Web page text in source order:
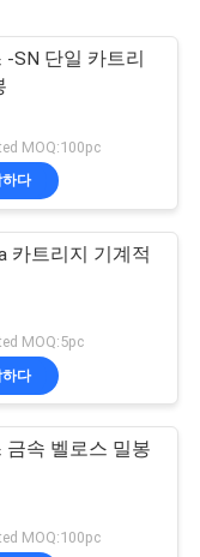
-SN 단일 카트리
MOQ:100pc
다
카트리지 기계적
MOQ:5pc
다
금속 벨로스 밀봉
MOQ:100pc